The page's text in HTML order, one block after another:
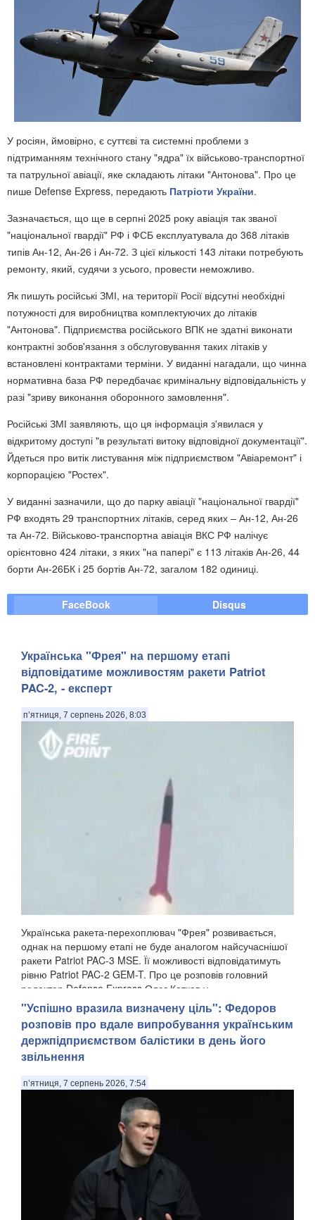
У росіян, ймовірно, є суттєві та системні проблеми з
підтриманням технічного стану "ядра" їх військово-транспортної
та патрульної авіації, яке складають літаки "Антонова". Про це
пише Defense Express, передають Патріоти України.
Зазначається, що ще в серпні 2025 року авіація так званої
"національної гвардії" РФ і ФСБ експлуатувала до 368 літаків
типів Ан-12, Ан-26 і Ан-72. З цієї кількості 143 літаки потребують
ремонту, який, судячи з усього, провести неможливо.
Як пишуть російські ЗМІ, на території Росії відсутні необхідні
потужності для виробництва комплектуючих до літаків
"Антонова". Підприємства російського ВПК не здатні виконати
контрактні зобов'язання з обслуговування таких літаків у
встановлені контрактами терміни. У виданні нагадали, що чинна
нормативна база РФ передбачає кримінальну відповідальність у
разі "зриву виконання оборонного замовлення".
Російські ЗМІ заявляють, що ця інформація з'явилася у
відкритому доступі "в результаті витоку відповідної документації".
Йдеться про витік листування між підприємством "Авіаремонт" і
корпорацією "Ростех".
У виданні зазначили, що до парку авіації "національної гвардії"
РФ входять 29 транспортних літаків, серед яких – Ан-12, Ан-26
та Ан-72. Військово-транспортна авіація ВКС РФ налічує
орієнтовно 424 літаки, з яких "на папері" є 113 літаків Ан-26, 44
борти Ан-26БК і 25 бортів Ан-72, загалом 182 одиниці.
FaceBook Disqus
Українська "Фрея" на першому етапі
відповідатиме можливостям ракети Patriot
PAC-2, - експерт
п’ятниця, 7 серпень 2026, 8:03
Українська ракета-перехоплювач "Фрея" розвивається,
однак на першому етапі не буде аналогом найсучаснішої
ракети Patriot PAC-3 MSE. Її можливості відповідатимуть
рівню Patriot PAC-2 GEM-T. Про це розповів головний
редактор Defense Express Олег Катков у...
"Успішно вразила визначену ціль": Федоров
розповів про вдале випробування українським
держпідприємством балістики в день його
звільнення
п’ятниця, 7 серпень 2026, 7:54